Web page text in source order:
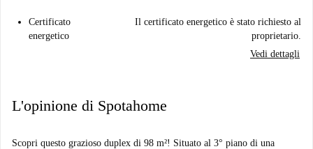
Certificato
energetico
Il certificato energetico è stato richiesto al
proprietario.
Vedi dettagli
L'opinione di Spotahome
Scopri questo grazioso duplex di 98 m²! Situato al 3° piano di una